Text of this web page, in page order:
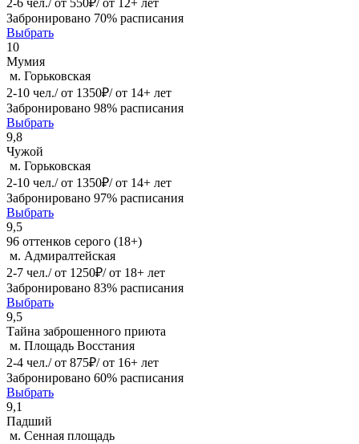
Забронировано 70% расписания
Выбрать
10
Мумия
м. Горьковская
2-10 чел./ от 1350₽/ от 14+ лет
Забронировано 98% расписания
Выбрать
9,8
Чужой
м. Горьковская
2-10 чел./ от 1350₽/ от 14+ лет
Забронировано 97% расписания
Выбрать
9,5
96 оттенков серого (18+)
м. Адмиралтейская
2-7 чел./ от 1250₽/ от 18+ лет
Забронировано 83% расписания
Выбрать
9,5
Тайна заброшенного приюта
м. Площадь Восстания
2-4 чел./ от 875₽/ от 16+ лет
Забронировано 60% расписания
Выбрать
9,1
Падший
м. Сенная площадь